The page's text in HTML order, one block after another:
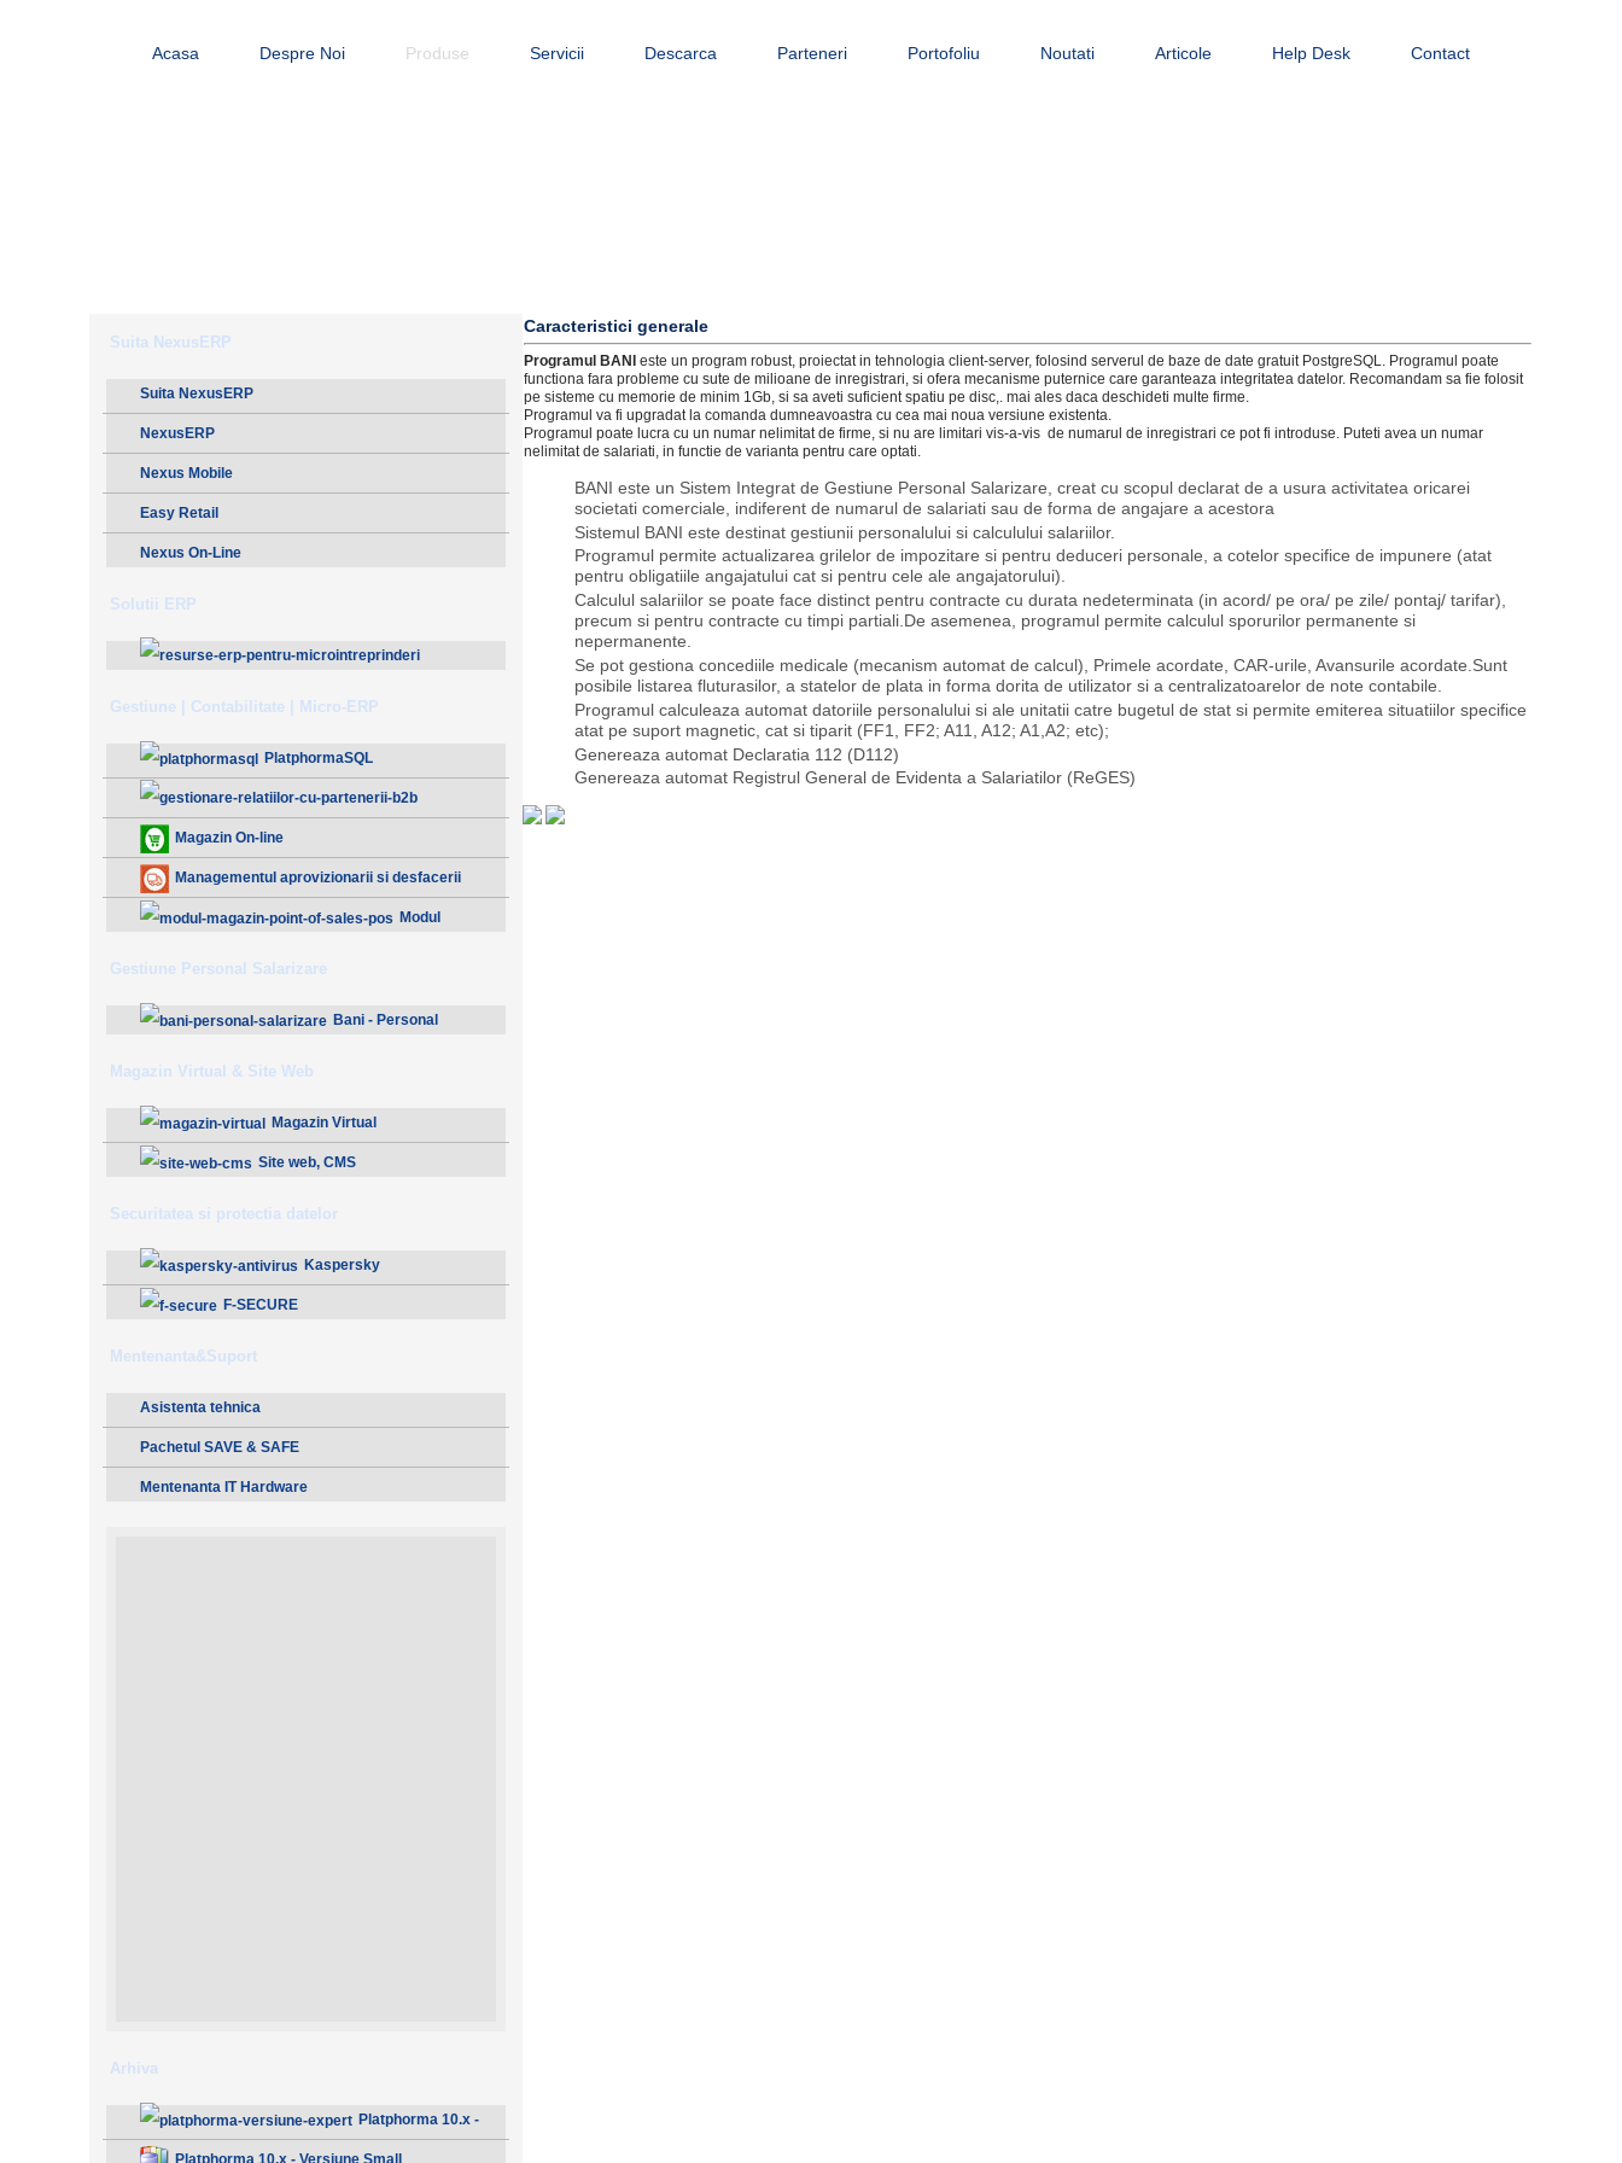
Acasa Despre Noi Produse Servicii Descarca Parteneri Portofoliu Noutati Articole Help Desk Contact
Suita NexusERP
Suita NexusERP
NexusERP
Nexus Mobile
Easy Retail
Nexus On-Line
Solutii ERP
Gestiune | Contabilitate | Micro-ERP
PlatphormaSQL
Gestionare Relatiilor cu Partenerii (B2B)
Magazin On-line
Managementul aprovizionarii si desfacerii
Modul
Gestiune Personal Salarizare
Bani - Personal
Magazin Virtual & Site Web
Magazin Virtual
Site web, CMS
Securitatea si protectia datelor
Kaspersky
F-SECURE
Mentenanta&Suport
Asistenta tehnica
Pachetul SAVE & SAFE
Mentenanta IT Hardware
Arhiva
Platphorma 10.x -
Versiune Expert
Platphorma 10.x - Versiune Small
Caracteristici generale
Programul BANI este un program robust, proiectat in tehnologia client-server, folosind serverul de baze de date gratuit PostgreSQL. Programul poate
functiona fara probleme cu sute de milioane de inregistrari, si ofera mecanisme puternice care garanteaza integritatea datelor. Recomandam sa fie folosit
pe sisteme cu memorie de minim 1Gb, si sa aveti suficient spatiu pe disc,. mai ales daca deschideti multe firme.
Programul va fi upgradat la comanda dumneavoastra cu cea mai noua versiune existenta.
Programul poate lucra cu un numar nelimitat de firme, si nu are limitari vis-a-vis de numarul de inregistrari ce pot fi introduse. Puteti avea un numar
nelimitat de salariati, in functie de varianta pentru care optati.
BANI este un Sistem Integrat de Gestiune Personal Salarizare, creat cu scopul declarat de a usura activitatea oricarei
societati comerciale, indiferent de numarul de salariati sau de forma de angajare a acestora
Sistemul BANI este destinat gestiunii personalului si calculului salariilor.
Programul permite actualizarea grilelor de impozitare si pentru deduceri personale, a cotelor specifice de impunere (atat
pentru obligatiile angajatului cat si pentru cele ale angajatorului).
Calculul salariilor se poate face distinct pentru contracte cu durata nedeterminata (in acord/ pe ora/ pe zile/ pontaj/ tarifar),
precum si pentru contracte cu timpi partiali.De asemenea, programul permite calculul sporurilor permanente si
nepermanente.
Se pot gestiona concediile medicale (mecanism automat de calcul), Primele acordate, CAR-urile, Avansurile acordate.Sunt
posibile listarea fluturasilor, a statelor de plata in forma dorita de utilizator si a centralizatoarelor de note contabile.
Programul calculeaza automat datoriile personalului si ale unitatii catre bugetul de stat si permite emiterea situatiilor specifice
atat pe suport magnetic, cat si tiparit (FF1, FF2; A11, A12; A1,A2; etc);
Genereaza automat Declaratia 112 (D112)
Genereaza automat Registrul General de Evidenta a Salariatilor (ReGES)